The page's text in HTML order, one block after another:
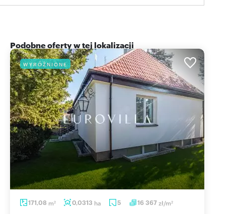
Podobne oferty w tej lokalizacji
WYRÓŻNIONE
171,08 m2 0,0313 ha 5 16 367zł/m2